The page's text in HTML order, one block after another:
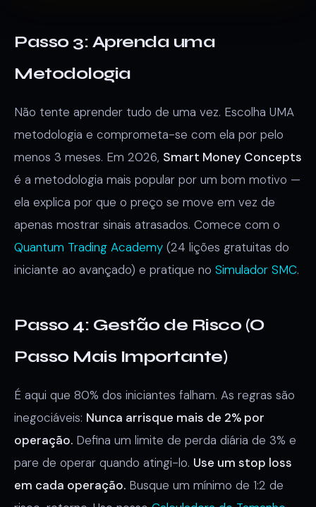
Passo 3: Aprenda uma
Metodologia
Não tente aprender tudo de uma vez. Escolha UMA
metodologia e comprometa-se com ela por pelo
menos 3 meses. Em 2026, Smart Money Concepts
é a metodologia mais popular por um bom motivo —
ela explica por que o preço se move em vez de
apenas mostrar sinais atrasados. Comece com o
Quantum Trading Academy (24 lições gratuitas do
iniciante ao avançado) e pratique no Simulador SMC.
Passo 4: Gestão de Risco (O
Passo Mais Importante)
É aqui que 80% dos iniciantes falham. As regras são
inegociáveis: Nunca arrisque mais de 2% por
operação. Defina um limite de perda diária de 3% e
pare de operar quando atingi-lo. Use um stop loss
em cada operação. Busque um mínimo de 1:2 de